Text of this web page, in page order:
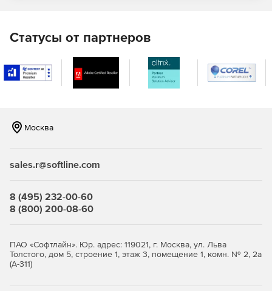
Полноценная поддержка инфраструктуры PKI.
различных наборов правил обработки открытого и
Поддержка различных топологий, в том числе: точка-
Возможность построения нескольких эшелонов
Статусы от партнеров
Москва
sales.r@softline.com
8 (495) 232-00-60
8 (800) 200-08-60
ПАО «Софтлайн». Юр. адрес: 119021, г. Москва, ул. Льва
Толстого, дом 5, строение 1, этаж 3, помещение 1, комн. № 2, 2а
(А-311)